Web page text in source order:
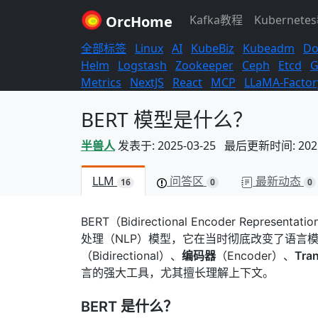
OrcHome Kafka教程
全部标签 Linux AI KubeBiz Kubeadm
Helm
Logstash Zookeeper Ceph Etcd
Metrics
NextJS React MCP LLaMA-
BERT 模型是什么？
半兽人发表于: 2025-03-25 最后更新时间:
LLM 16 问答区 0 最新动态 0
BERT（Bidirectional Encoder
处理（NLP）模型，它在当时彻底改变了语言
（Bidirectional）、 编码器（Encoder）、
言的强大工具，尤其擅长理解上下文。
BERT 是什么？